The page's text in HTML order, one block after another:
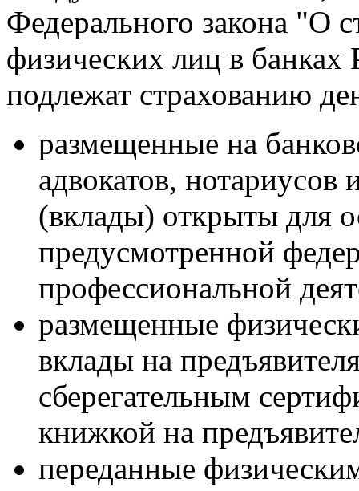
Федерального закона "О
физических лиц в
подлежат страхованию
размещенные на
адвокатов, нотариусов
(вклады) открыты для
предусмотренной
профессиональной
размещенные
вклады на
сберегательным
книжкой на
переданные